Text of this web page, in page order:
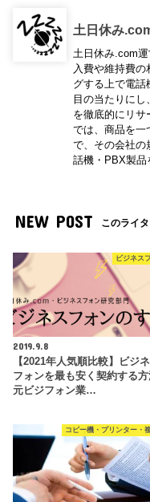
土日休み
土日休み.com
入費や維持費
グする上で電話
目の当たりに
を徹底的にリサ
では、商品を一
で、その会社の
話機・PBX製品
NEW POST このライ
ビジネス
2019.9.8
【2021年人気順比較】ビジ
フォンを最も安く契約する
元ビジフォン業…
コピー機・プリンター・